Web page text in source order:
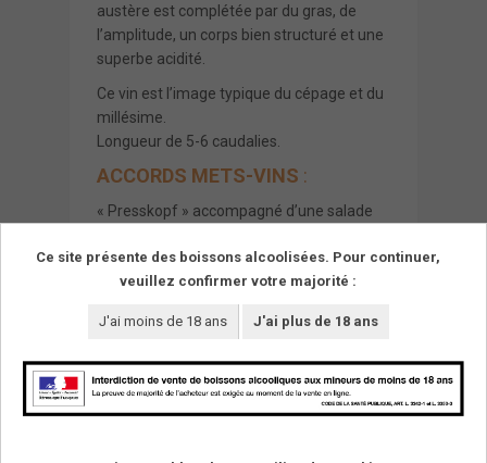
austère est complétée par du gras, de
l’amplitude, un corps bien structuré et une
superbe acidité.
Ce vin est l’image typique du cépage et du
millésime.
Longueur de 5-6 caudalies.
ACCORDS METS-VINS :
« Presskopf » accompagné d’une salade
A boire par simple plaisir.
Ce site présente des boissons alcoolisées. Pour continuer,
veuillez confirmer votre majorité :
J'ai moins de 18 ans J'ai plus de 18 ans